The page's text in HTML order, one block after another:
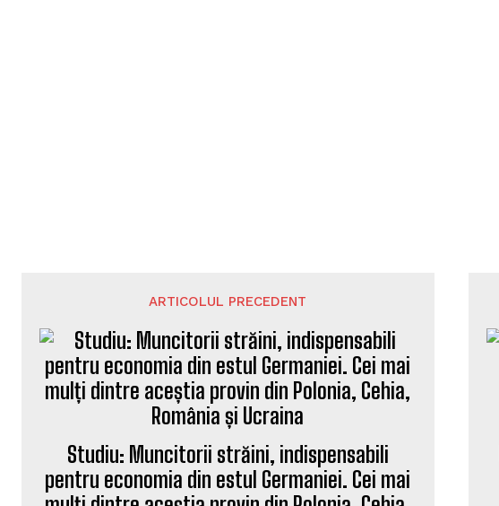
ARTICOLUL PRECEDENT
Studiu: Muncitorii străini, indispensabili
pentru economia din estul Germaniei. Cei mai